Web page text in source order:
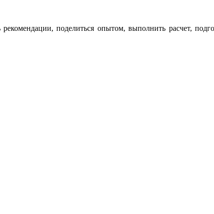
поделиться опытом, выполнить расчет,